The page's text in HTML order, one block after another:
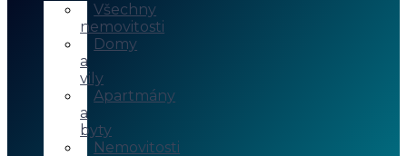
Všechny
nemovitosti
Domy
a
vily
Apartmány
a
byty
Nemovitosti